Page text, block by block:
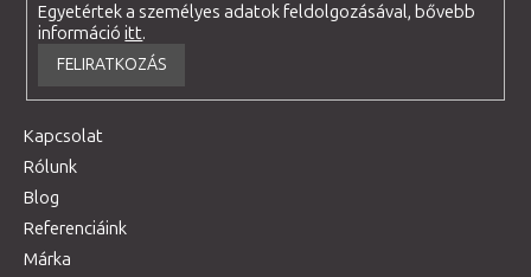
Egyetértek a személyes adatok feldolgozásával, bővebb
információitt.
FELIRATKOZÁS
Kapcsolat
Rólunk
Blog
Referenciáink
Márka